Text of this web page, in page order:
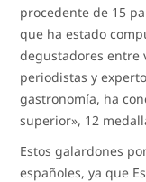
procedente de 15
que ha estado
degustadores entre
periodistas y
gastronomía, ha
superior», 12
Estos galardones
españoles, ya que